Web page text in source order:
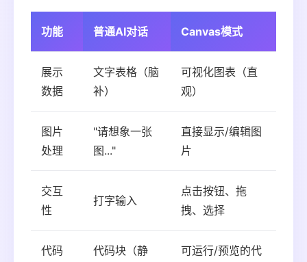
功能 普通AI对话 Canvas模式
展示
数据
文字表格（脑
补）
可视化图表（直
观）
图片
处理
"请想象一张
图..."
直接显示/编辑图
片
交互
性
打字输入
点击按钮、拖
拽、选择
代码
代码块（静
可运行/预览的代